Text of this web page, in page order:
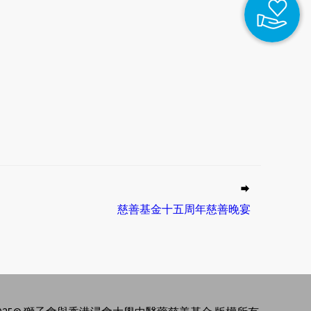
慈善基金十五周年慈善晚宴